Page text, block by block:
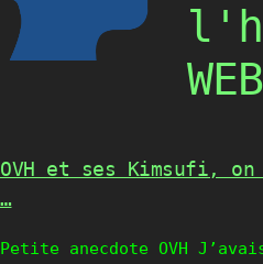
WEB
OVH et ses Kimsufi,
…
Petite anecdote OVH